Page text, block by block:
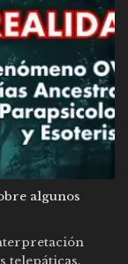
algunos
telepáticas.